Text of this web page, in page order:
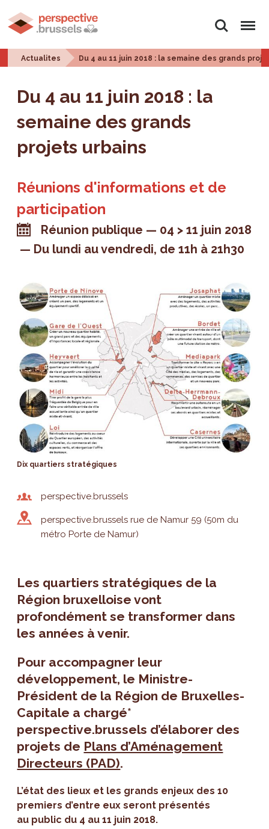
Rechercher
Menu
Actualites Du 4 au 11 juin 2018 : la semaine des grands
Du 4 au 11 juin 2018 : la
semaine des grands
projets urbains
Réunions d'informations et de
participation
Réunion publique
04 > 11 juin 2018
Du lundi au vendredi, de 11h à 21h30
Dix quartiers stratégiques
perspective.brussels
perspective.brussels rue de Namur 59 (50m du
métro Porte de Namur)
Les quartiers stratégiques de la
Région bruxelloise vont
profondément se transformer dans
les années à venir.
Pour accompagner leur
développement, le Ministre-
Président de la Région de Bruxelles-
Capitale a chargé*
perspective.brussels d’élaborer des
projets de Plans d’Aménagement
Directeurs (PAD).
L’état des lieux et les grands enjeux des 10
premiers d’entre eux seront présentés
au public du 4 au 11 juin 2018.